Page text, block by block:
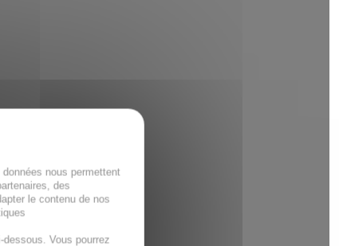
nous permettent
des
le contenu de nos
Vous pourrez